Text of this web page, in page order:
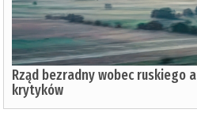
Rząd bezradny wobec ruskiego
krytyków